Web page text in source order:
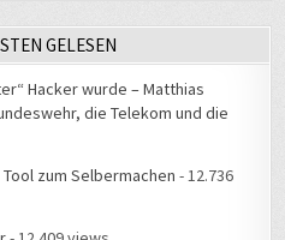
GELESEN
Hacker wurde – Matthias
die Telekom und die
zum Selbermachen - 12.736